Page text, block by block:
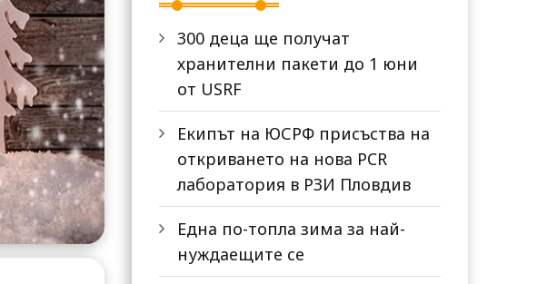
300 деца ще получат
хранителни пакети до 1 юни
от USRF
Екипът на ЮСРФ присъства на
откриването на нова PCR
лаборатория в РЗИ Пловдив
Една по-топла зима за най-
нуждаещите се